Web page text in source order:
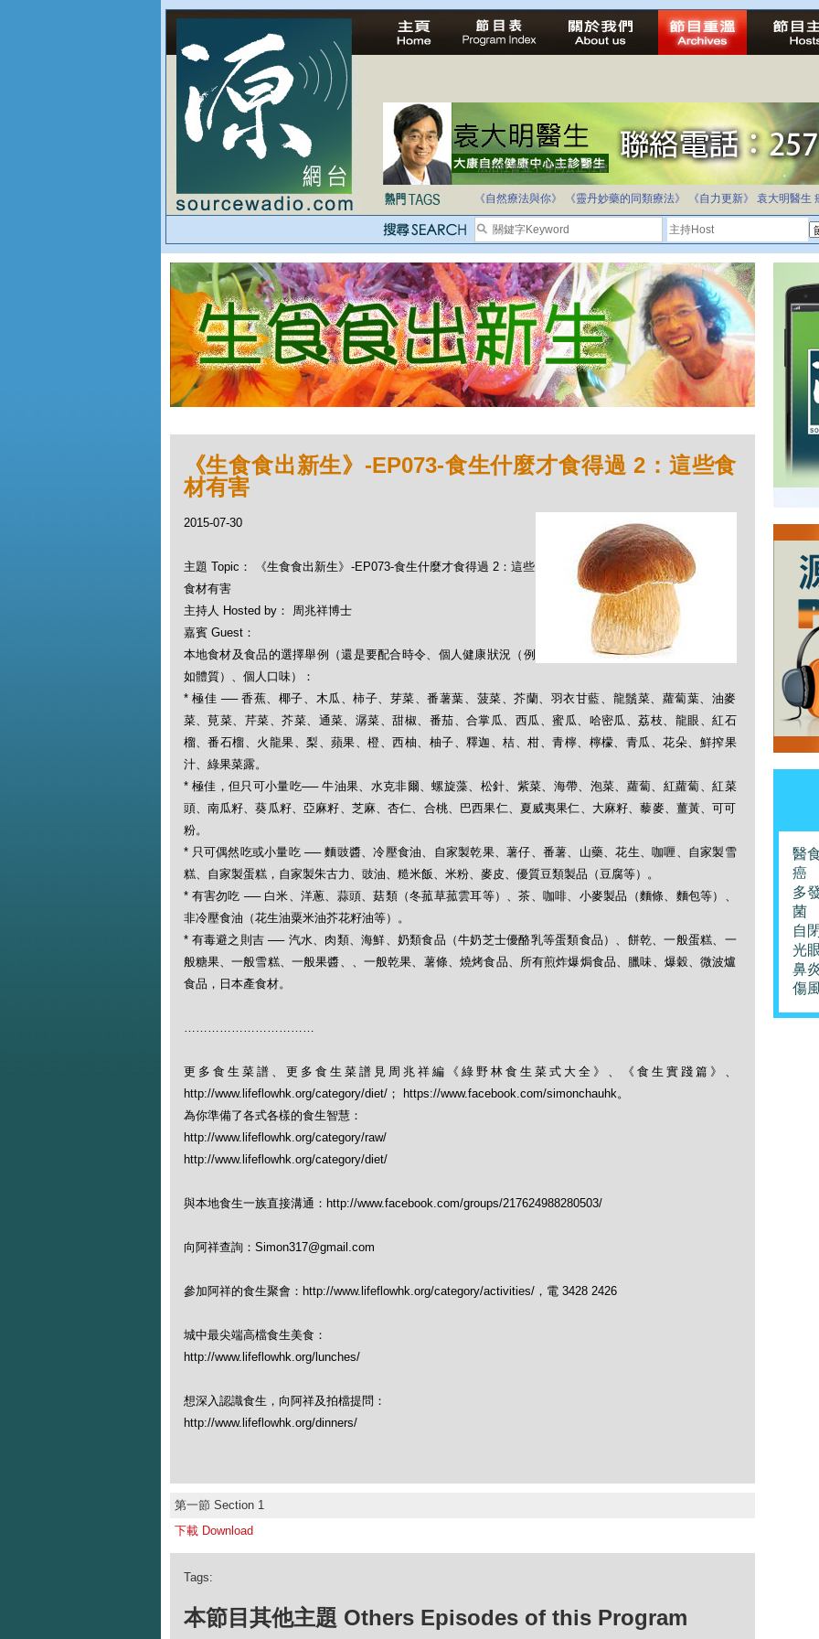
法治社會並不等同公正社會
自家教育合法化-推動多元化教育，全民學卷制
《自然療法與你》 《靈丹妙藥的同類療法》 《自力更新》 袁大明醫生
《生食食出新生》-EP073-食生什麼才食得過 2：這些食
材有害
2015-07-30
主題 Topic： 《生食食出新生》-EP073-食生什麼才食得過 2：這些
食材有害
主持人 Hosted by： 周兆祥博士
嘉賓 Guest：
本地食材及食品的選擇舉例（還是要配合時令、個人健康狀況（例
如體質）、個人口味）：
* 極佳 ── 香蕉、椰子、木瓜、柿子、芽菜、番薯葉、菠菜、芥蘭、羽衣甘藍、龍鬚菜、蘿蔔葉、油麥
菜、莧菜、芹菜、芥菜、通菜、潺菜、甜椒、番茄、合掌瓜、西瓜、蜜瓜、哈密瓜、荔枝、龍眼、紅石
榴、番石榴、火龍果、梨、蘋果、橙、西柚、柚子、釋迦、桔、柑、青檸、檸檬、青瓜、花朵、鮮搾果
汁、綠果菜露。
* 極佳，但只可小量吃── 牛油果、水克非爾、螺旋藻、松針、紫菜、海帶、泡菜、蘿蔔、紅蘿蔔、紅菜
頭、南瓜籽、葵瓜籽、亞麻籽、芝麻、杏仁、合桃、巴西果仁、夏威夷果仁、大麻籽、藜麥、薑黃、可可
粉。
* 只可偶然吃或小量吃 ── 麵豉醬、冷壓食油、自家製乾果、薯仔、番薯、山藥、花生、咖喱、自家製雪
糕、自家製蛋糕，自家製朱古力、豉油、糙米飯、米粉、麥皮、優質豆類製品（豆腐等）。
* 有害勿吃 ── 白米、洋蔥、蒜頭、菇類（冬菰草菰雲耳等）、茶、咖啡、小麥製品（麵條、麵包等）、
非冷壓食油（花生油粟米油芥花籽油等）。
* 有毒避之則吉 ── 汽水、肉類、海鮮、奶類食品（牛奶芝士優酪乳等蛋類食品）、餅乾、一般蛋糕、一
般糖果、一般雪糕、一般果醬、、一般乾果、薯條、燒烤食品、所有煎炸爆焗食品、臘味、爆穀、微波爐
食品，日本產食材。
……………………………
更多食生菜譜、更多食生菜譜見周兆祥編《綠野林食生菜式大全》、《食生實踐篇》、
http://www.lifeflowhk.org/category/diet/； https://www.facebook.com/simonchauhk。
為你準備了各式各樣的食生智慧：
http://www.lifeflowhk.org/category/raw/
http://www.lifeflowhk.org/category/diet/
與本地食生一族直接溝通：http://www.facebook.com/groups/217624988280503/
向阿祥查詢：Simon317@gmail.com
參加阿祥的食生聚會：http://www.lifeflowhk.org/category/activities/，電 3428 2426
城中最尖端高檔食生美食：
http://www.lifeflowhk.org/lunches/
想深入認識食生，向阿祥及拍檔提問：
http://www.lifeflowhk.org/dinners/
第一節 Section 1
下載 Download
Tags:
本節目其他主題 Others Episodes of this Program
醫
癌
多
菌
自
光
鼻
傷